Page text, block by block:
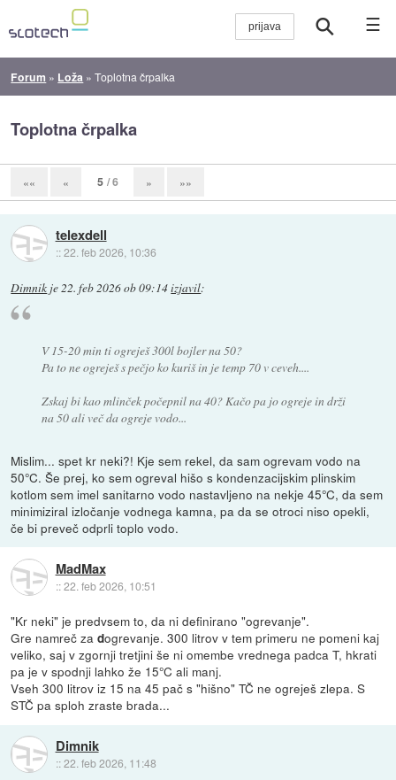
☰
Forum » Loža »Toplotna črpalka
Toplotna črpalka
«« « 5 / 6 » »»
telexdell
::22. feb 2026, 10:36
Dimnik je22. feb 2026 ob 09:14izjavil:
V 15-20 min ti ogreješ 300l bojler na 50?
Pa to ne ogreješ s pečjo ko kuriš in je temp 70 v ceveh....
Zskaj bi kao mlinček počepnil na 40? Kačo pa jo ogreje in drži
na 50 ali več da ogreje vodo...
Mislim... spet kr neki?! Kje sem rekel, da sam ogrevam vodo na
50°C. Še prej, ko sem ogreval hišo s kondenzacijskim plinskim
kotlom sem imel sanitarno vodo nastavljeno na nekje 45°C, da sem
minimiziral izločanje vodnega kamna, pa da se otroci niso opekli,
če bi preveč odprli toplo vodo.
MadMax
::22. feb 2026, 10:51
"Kr neki" je predvsem to, da ni definirano "ogrevanje".
Gre namreč zadogrevanje. 300 litrov v tem primeru ne pomeni kaj
veliko, saj v zgornji tretjini še ni omembe vrednega padca T, hkrati
pa je v spodnji lahko že 15°C ali manj.
Vseh 300 litrov iz 15 na 45 pač s "hišno" TČ ne ogreješ zlepa. S
STČ pa sploh zraste brada...
Dimnik
::22. feb 2026, 11:48